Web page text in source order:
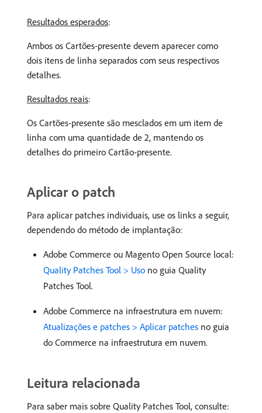
Resultados esperados:
Ambos os Cartões-presente devem aparecer como
dois itens de linha separados com seus respectivos
detalhes.
Resultados reais:
Os Cartões-presente são mesclados em um item de
linha com uma quantidade de 2, mantendo os
detalhes do primeiro Cartão-presente.
Aplicar o patch
Para aplicar patches individuais, use os links a seguir,
dependendo do método de implantação:
Adobe Commerce ou Magento Open Source local:
Quality Patches Tool > Uso no guia Quality
Patches Tool.
Adobe Commerce na infraestrutura em nuvem:
Atualizações e patches > Aplicar patches no guia
do Commerce na infraestrutura em nuvem.
Leitura relacionada
Para saber mais sobre Quality Patches Tool, consulte: